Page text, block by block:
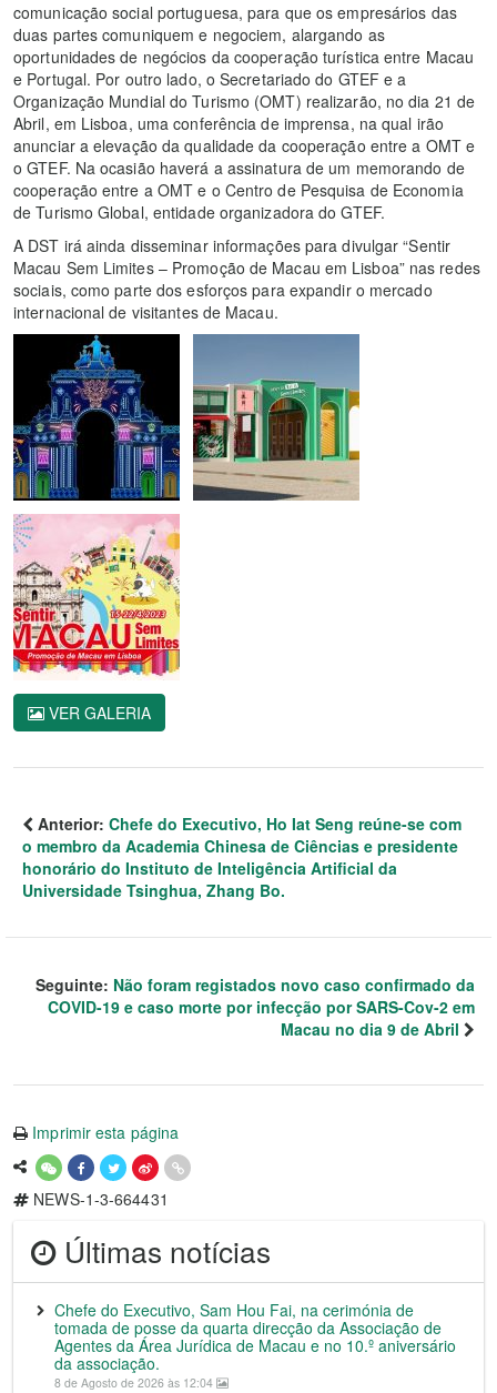
comunicação social portuguesa, para que os empresários das
duas partes comuniquem e negociem, alargando as
oportunidades de negócios da cooperação turística entre Macau
e Portugal. Por outro lado, o Secretariado do GTEF e a
Organização Mundial do Turismo (OMT) realizarão, no dia 21 de
Abril, em Lisboa, uma conferência de imprensa, na qual irão
anunciar a elevação da qualidade da cooperação entre a OMT e
o GTEF. Na ocasião haverá a assinatura de um memorando de
cooperação entre a OMT e o Centro de Pesquisa de Economia
de Turismo Global, entidade organizadora do GTEF.
A DST irá ainda disseminar informações para divulgar “Sentir
Macau Sem Limites – Promoção de Macau em Lisboa” nas redes
sociais, como parte dos esforços para expandir o mercado
internacional de visitantes de Macau.
VER GALERIA
Anterior: Chefe do Executivo, Ho Iat Seng reúne-se com
o membro da Academia Chinesa de Ciências e presidente
honorário do Instituto de Inteligência Artificial da
Universidade Tsinghua, Zhang Bo.
Seguinte: Não foram registados novo caso confirmado da
COVID-19 e caso morte por infecção por SARS-Cov-2 em
Macau no dia 9 de Abril
Imprimir esta página
NEWS-1-3-664431
Últimas notícias
Chefe do Executivo, Sam Hou Fai, na cerimónia de
tomada de posse da quarta direcção da Associação de
Agentes da Área Jurídica de Macau e no 10.º aniversário
da associação.
8 de Agosto de 2026 às 12:04